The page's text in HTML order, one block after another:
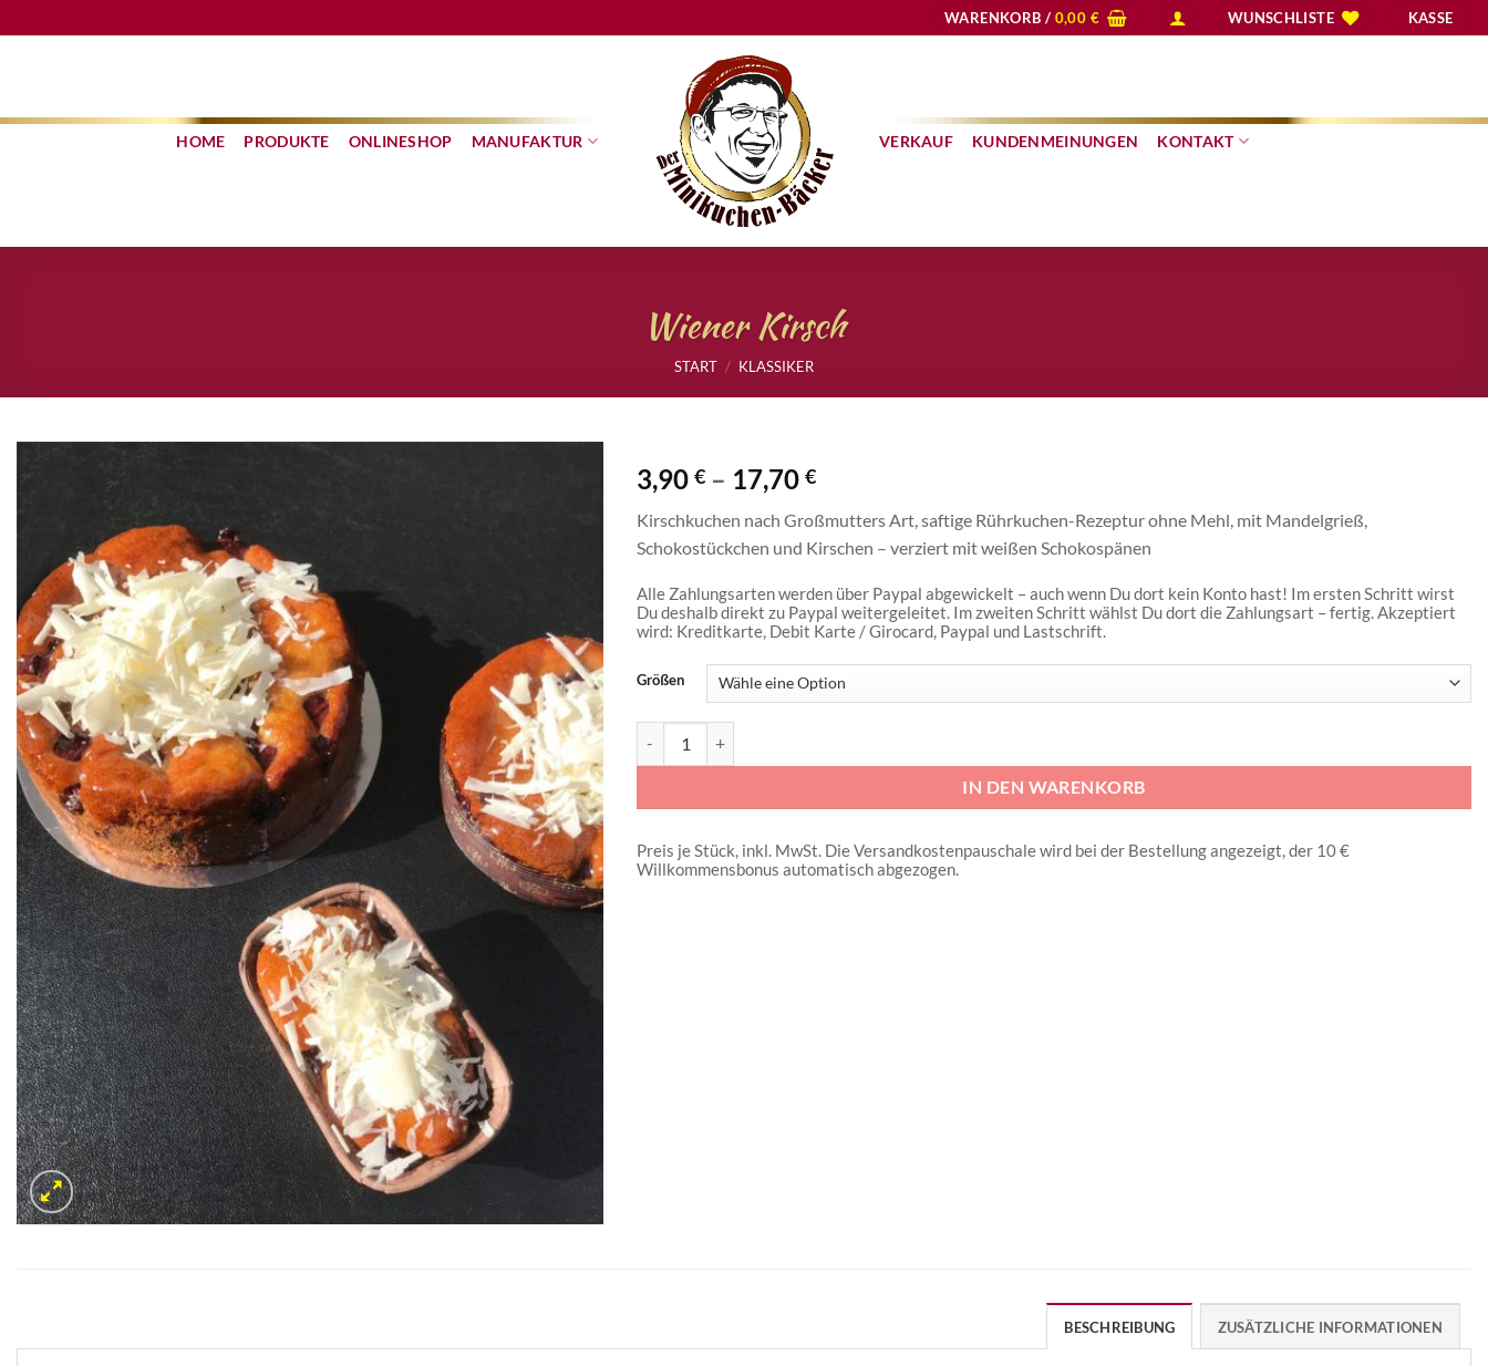
Inhalt
WARENKORB / 0,00 € WUNSCHLISTE KASSE
HOME PRODUKTE ONLINESHOP MANUFAKTUR VERKAUF KUNDENMEINUNGEN KONTAKT
Wiener Kirsch
START / KLASSIKER
3,90 € – 17,70 €
Kirschkuchen nach Großmutters Art, saftige Rührkuchen-Rezeptur ohne Mehl, mit Mandelgrieß,
Schokostückchen und Kirschen – verziert mit weißen Schokospänen
Alle Zahlungsarten werden über Paypal abgewickelt – auch wenn Du dort kein Konto hast! Im ersten Schritt wirst
Du deshalb direkt zu Paypal weitergeleitet. Im zweiten Schritt wählst Du dort die Zahlungsart – fertig. Akzeptiert
wird: Kreditkarte, Debit Karte / Girocard, Paypal und Lastschrift.
Größen
IN DEN WARENKORB
Preis je Stück, inkl. MwSt. Die Versandkostenpauschale wird bei der Bestellung angezeigt, der 10 €
Willkommensbonus automatisch abgezogen.
BESCHREIBUNG ZUSÄTZLICHE INFORMATIONEN